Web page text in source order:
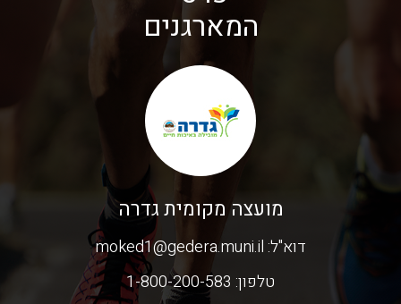
המארגנים
מועצה מקומית גדרה
דוא"ל: moked1@gedera.muni.il
טלפון: 1-800-200-583